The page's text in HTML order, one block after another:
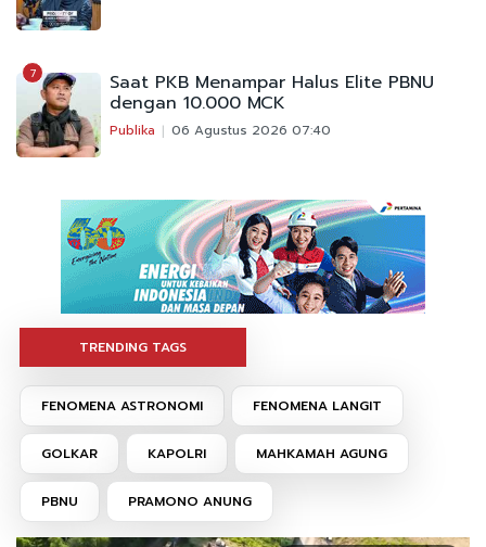
7 Saat PKB Menampar Halus Elite PBNU
dengan 10.000 MCK
Publika 06 Agustus 2026 07:40
TRENDING TAGS
FENOMENA ASTRONOMI FENOMENA LANGIT
GOLKAR KAPOLRI MAHKAMAH AGUNG
PBNU PRAMONO ANUNG